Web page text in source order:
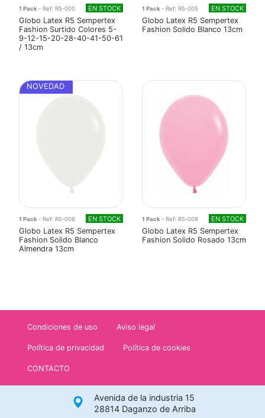
1 Pack - Ref: R5-000 EN STOCK
Globo Latex R5 Sempertex
Fashion Surtido Colores 5-
9-12-15-20-28-40-41-50-61
/ 13cm
1 Pack - Ref: R5-005 EN STOCK
Globo Latex R5 Sempertex
Fashion Solido Blanco 13cm
NOVEDAD
1 Pack - Ref: R5-006 EN STOCK
Globo Latex R5 Sempertex
Fashion Solido Blanco
Almendra 13cm
1 Pack - Ref: R5-009 EN STOCK
Globo Latex R5 Sempertex
Fashion Solido Rosado 13cm
Condiciones de uso Aviso legal
Política de privacidad Política de cookies
CONTACTO
Avenida de la industria 15
28814 Daganzo de Arriba